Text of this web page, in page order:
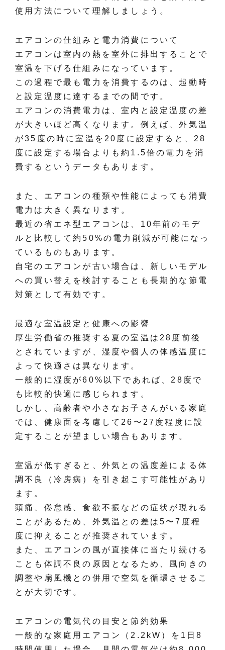
使用方法について理解しましょう。
エアコンの仕組みと電力消費について
エアコンは室内の熱を室外に排出することで
室温を下げる仕組みになっています。
この過程で最も電力を消費するのは、起動時
と設定温度に達するまでの間です。
エアコンの消費電力は、室内と設定温度の差
が大きいほど高くなります。例えば、外気温
が35度の時に室温を20度に設定すると、28
度に設定する場合よりも約1.5倍の電力を消
費するというデータもあります。
また、エアコンの種類や性能によっても消費
電力は大きく異なります。
最近の省エネ型エアコンは、10年前のモデ
ルと比較して約50%の電力削減が可能になっ
ているものもあります。
自宅のエアコンが古い場合は、新しいモデル
への買い替えを検討することも長期的な節電
対策として有効です。
最適な室温設定と健康への影響
厚生労働省の推奨する夏の室温は28度前後
とされていますが、湿度や個人の体感温度に
よって快適さは異なります。
一般的に湿度が60%以下であれば、28度で
も比較的快適に感じられます。
しかし、高齢者や小さなお子さんがいる家庭
では、健康面を考慮して26〜27度程度に設
定することが望ましい場合もあります。
室温が低すぎると、外気との温度差による体
調不良（冷房病）を引き起こす可能性があり
ます。
頭痛、倦怠感、食欲不振などの症状が現れる
ことがあるため、外気温との差は5〜7度程
度に抑えることが推奨されています。
また、エアコンの風が直接体に当たり続ける
ことも体調不良の原因となるため、風向きの
調整や扇風機との併用で空気を循環させるこ
とが大切です。
エアコンの電気代の目安と節約効果
一般的な家庭用エアコン（2.2kW）を1日8